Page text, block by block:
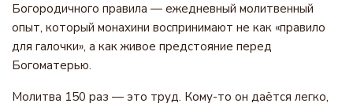
Богородичного правила — ежедневный молитвенный
опыт, который монахини воспринимают не как «правило
для галочки», а как живое предстояние перед
Богоматерью.
Молитва 150 раз — это труд. Кому-то он даётся легко,